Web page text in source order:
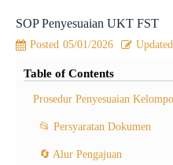
SOP Penyesuaian UKT FST
Posted 05/01/2026 Updated
Table of Contents
Prosedur Penyesuaian
📂 Persyaratan Dokumen
🔄 Alur Pengajuan